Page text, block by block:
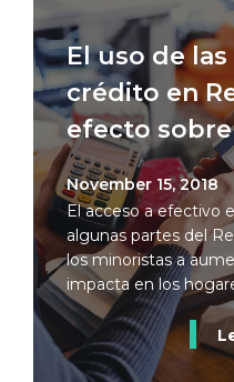
El uso de
crédito en
efecto
November 15, 2018
El acceso a efectivo
algunas partes del
los minoristas a
impacta en los